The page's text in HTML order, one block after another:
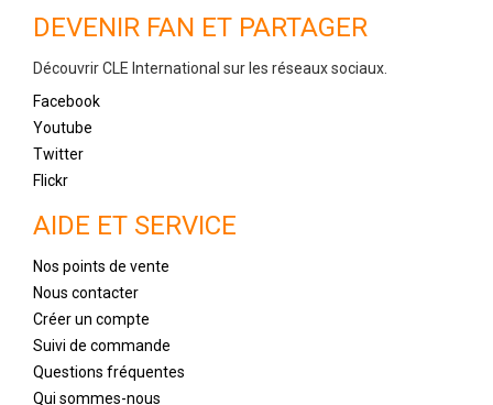
DEVENIR FAN ET PARTAGER
Découvrir CLE International sur les réseaux sociaux.
Facebook
Youtube
Twitter
Flickr
AIDE ET SERVICE
Nos points de vente
Nous contacter
Créer un compte
Suivi de commande
Questions fréquentes
Qui sommes-nous